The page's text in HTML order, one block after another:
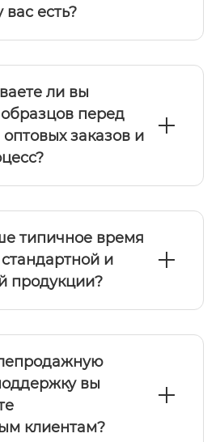
есть?
ли вы
перед
заказов и
типичное время
и
продукции?
вы
клиентам?